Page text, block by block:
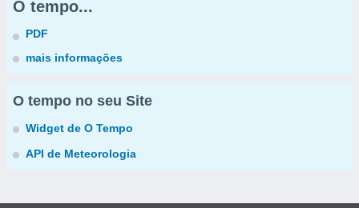
O tempo...
PDF
mais informações
O tempo no seu Site
Widget de O Tempo
API de Meteorologia